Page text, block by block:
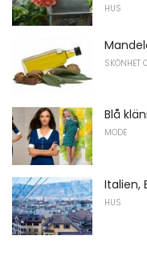
HUS
SKÖNHET
Blå
MODE
Italien,
HUS